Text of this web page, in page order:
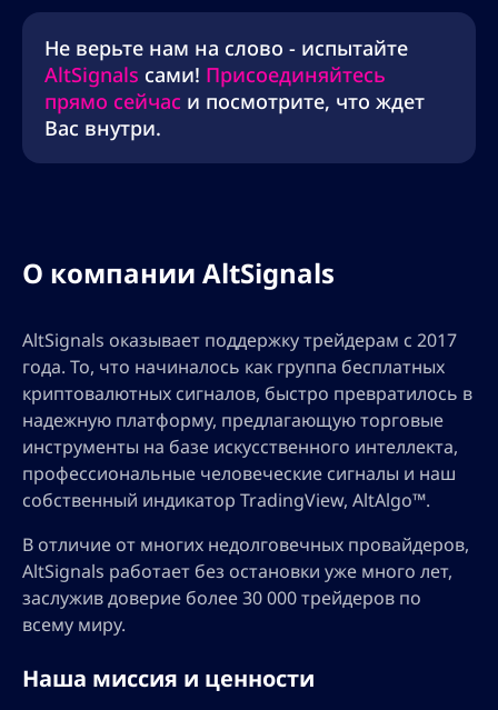
Не верьте нам на слово - испытайте
AltSignals сами! Присоединяйтесь
прямо сейчас и посмотрите, что ждет
Вас внутри.
О компании AltSignals
AltSignals оказывает поддержку трейдерам с 2017
года. То, что начиналось как группа бесплатных
криптовалютных сигналов, быстро превратилось в
надежную платформу, предлагающую торговые
инструменты на базе искусственного интеллекта,
профессиональные человеческие сигналы и наш
собственный индикатор TradingView, AltAlgo™.
В отличие от многих недолговечных провайдеров,
AltSignals работает без остановки уже много лет,
заслужив доверие более 30 000 трейдеров по
всему миру.
Наша миссия и ценности